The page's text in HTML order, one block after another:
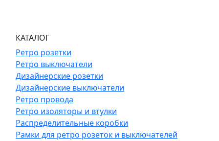
КАТАЛОГ
Ретро розетки
Ретро выключатели
Дизайнерские розетки
Дизайнерские выключатели
Ретро провода
Ретро изоляторы и втулки
Распределительные коробки
Рамки для ретро розеток и выключателей